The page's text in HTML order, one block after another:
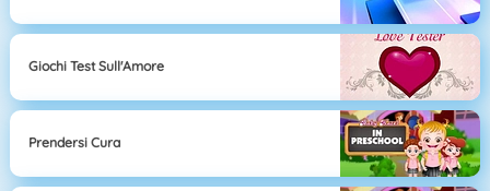
Giochi Test Sull'Amore
Prendersi Cura